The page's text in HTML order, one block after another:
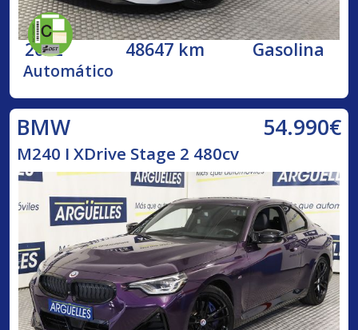
2022 48647 km Gasolina
Automático
BMW 54.990€
M240 I XDrive Stage 2 480cv